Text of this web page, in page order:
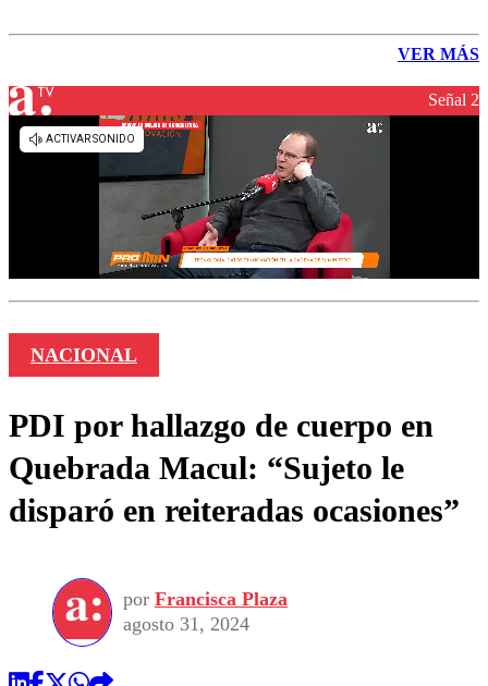
VER MÁS
Señal 2
NACIONAL
PDI por hallazgo de cuerpo en
Quebrada Macul: “Sujeto le
disparó en reiteradas ocasiones”
por Francisca Plaza
agosto 31, 2024